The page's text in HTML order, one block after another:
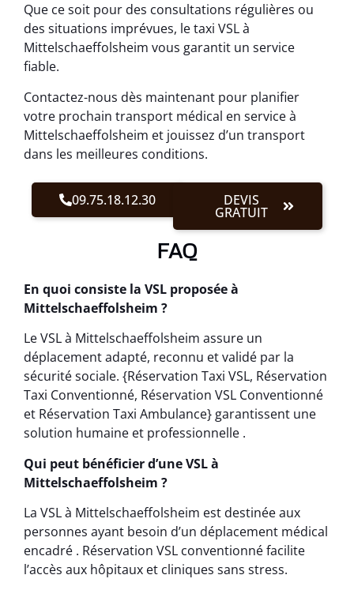
Que ce soit pour des consultations régulières ou
des situations imprévues, le taxi VSL à
Mittelschaeffolsheim vous garantit un service
fiable.
Contactez-nous dès maintenant pour planifier
votre prochain transport médical en service à
Mittelschaeffolsheim et jouissez d’un transport
dans les meilleures conditions.
09.75.18.12.30 DEVIS
GRATUIT
FAQ
En quoi consiste la VSL proposée à
Mittelschaeffolsheim ?
Le VSL à Mittelschaeffolsheim assure un
déplacement adapté, reconnu et validé par la
sécurité sociale. {Réservation Taxi VSL, Réservation
Taxi Conventionné, Réservation VSL Conventionné
et Réservation Taxi Ambulance} garantissent une
solution humaine et professionnelle .
Qui peut bénéficier d’une VSL à
Mittelschaeffolsheim ?
La VSL à Mittelschaeffolsheim est destinée aux
personnes ayant besoin d’un déplacement médical
encadré . Réservation VSL conventionné facilite
l’accès aux hôpitaux et cliniques sans stress.